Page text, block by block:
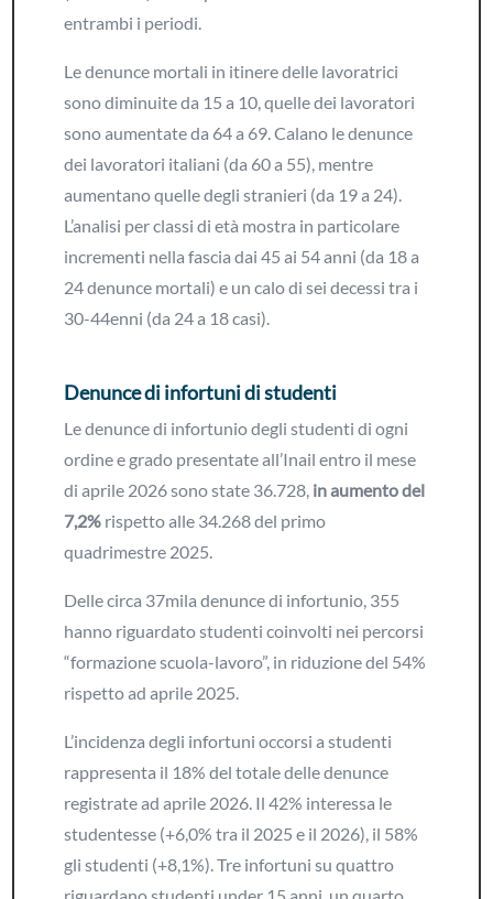
entrambi i periodi.
Le denunce mortali in itinere delle lavoratrici
sono diminuite da 15 a 10, quelle dei lavoratori
sono aumentate da 64 a 69. Calano le denunce
dei lavoratori italiani (da 60 a 55), mentre
aumentano quelle degli stranieri (da 19 a 24).
L’analisi per classi di età mostra in particolare
incrementi nella fascia dai 45 ai 54 anni (da 18 a
24 denunce mortali) e un calo di sei decessi tra i
30-44enni (da 24 a 18 casi).
Denunce di infortuni di studenti
Le denunce di infortunio degli studenti di ogni
ordine e grado presentate all’Inail entro il mese
di aprile 2026 sono state 36.728, in aumento del
7,2% rispetto alle 34.268 del primo
quadrimestre 2025.
Delle circa 37mila denunce di infortunio, 355
hanno riguardato studenti coinvolti nei percorsi
“formazione scuola-lavoro”, in riduzione del 54%
rispetto ad aprile 2025.
L’incidenza degli infortuni occorsi a studenti
rappresenta il 18% del totale delle denunce
registrate ad aprile 2026. Il 42% interessa le
studentesse (+6,0% tra il 2025 e il 2026), il 58%
gli studenti (+8,1%). Tre infortuni su quattro